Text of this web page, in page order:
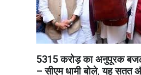
5315 करोड़ का अनुपूरक
– सीएम धामी बोले, यह सतत